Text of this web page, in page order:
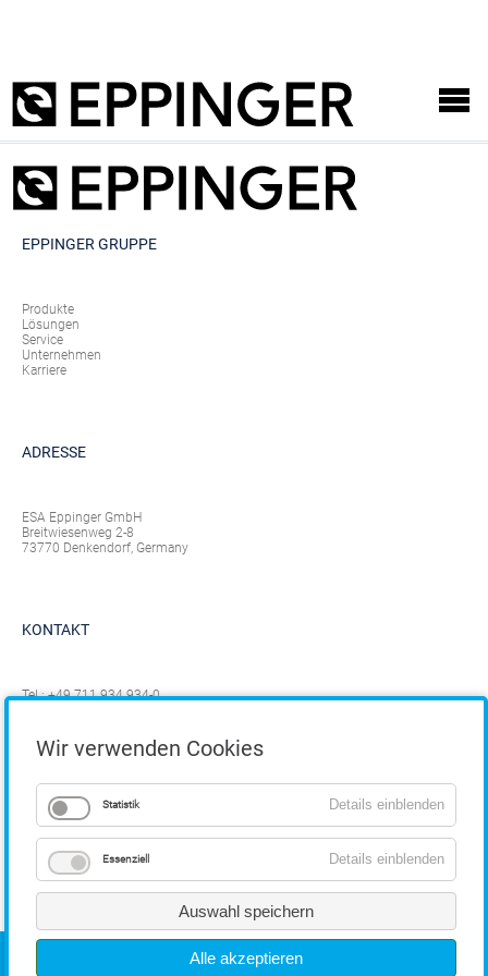
EPPINGER GRUPPE
Produkte
Lösungen
Service
Unternehmen
Karriere
ADRESSE
ESA Eppinger GmbH
Breitwiesenweg 2-8
73770 Denkendorf, Germany
KONTAKT
Tel.:+49 711 934 934-0
Wir verwenden Cookies
Statistik Details einblenden
Essenziell Details einblenden
Auswahl speichern
Alle akzeptieren